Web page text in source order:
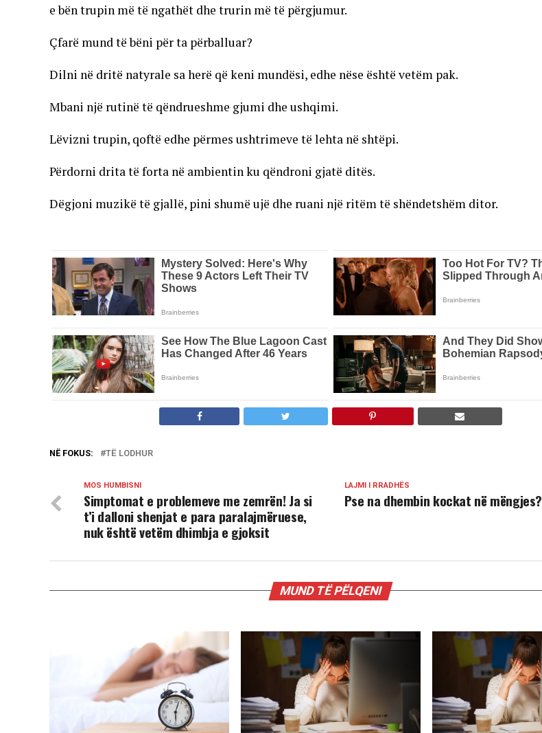
e bën trupin më të ngathët dhe trurin më të përgjumur.
Çfarë mund të bëni për ta përballuar?
Dilni në dritë natyrale sa herë që keni mundësi, edhe nëse është vetëm pak.
Mbani një rutinë të qëndrueshme gjumi dhe ushqimi.
Lëvizni trupin, qoftë edhe përmes ushtrimeve të lehta në shtëpi.
Përdorni drita të forta në ambientin ku qëndroni gjatë ditës.
Dëgjoni muzikë të gjallë, pini shumë ujë dhe ruani një ritëm të shëndetshëm ditor.
NË FOKUS: TË LODHUR
LAJMI I RRADHËS
Pse na dhembin kockat në mëngjes?
MOS HUMBISNI
Simptomat e problemeve me zemrën! Ja si
t’i dalloni shenjat e para paralajmëruese,
nuk është vetëm dhimbja e gjoksit
MUND TË PËLQENI